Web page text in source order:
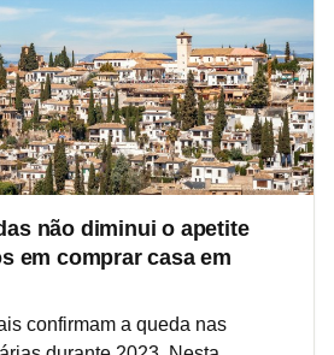
não diminui o apetite
em comprar casa em
confirmam a queda nas